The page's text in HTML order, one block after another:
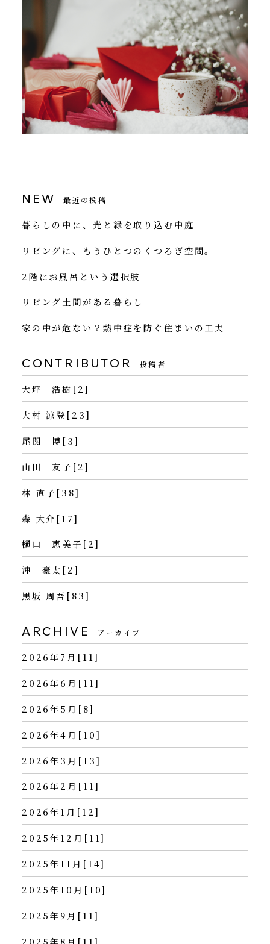
NEW 最近の投稿
暮らしの中に、光と緑を取り込む中庭
リビングに、もうひとつのくつろぎ空間。
2階にお風呂という選択肢
リビング土間がある暮らし
家の中が危ない？熱中症を防ぐ住まいの工夫
CONTRIBUTOR 投稿者
大坪 浩樹[2]
大村 涼登[23]
尾関 博[3]
山田 友子[2]
林 直子[38]
森 大介[17]
樋口 恵美子[2]
沖 豪太[2]
黒坂 周吾[83]
ARCHIVE アーカイブ
2026年7月[11]
2026年6月[11]
2026年5月[8]
2026年4月[10]
2026年3月[13]
2026年2月[11]
2026年1月[12]
2025年12月[11]
2025年11月[14]
2025年10月[10]
2025年9月[11]
2025年8月[11]